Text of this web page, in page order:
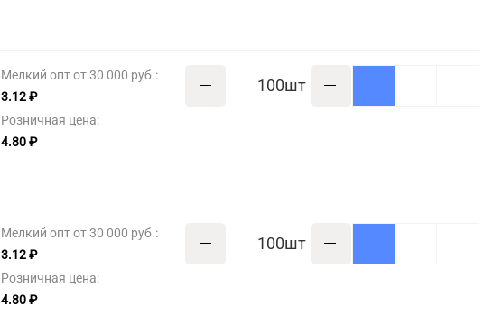
Мелкий опт от 30 000 руб.:
3.12 ₽
Розничная цена:
4.80 ₽
шт
Мелкий опт от 30 000 руб.:
3.12 ₽
Розничная цена:
4.80 ₽
шт